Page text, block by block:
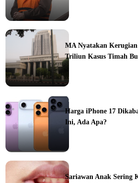
MA Nyatakan
Triliun Kasus Timah
Harga iPhone 17
Ini, Ada Apa?
Sariawan Anak Sering